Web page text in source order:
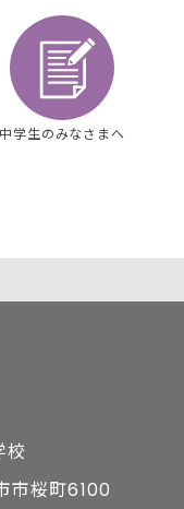
中学生のみなさまへ
校
市桜町6100